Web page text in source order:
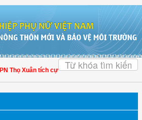
Xuân tích cực góp phần nâng cao tỷ lệ người